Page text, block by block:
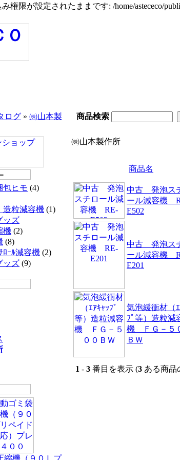
権限が設定されたままです: /home/astececo/
ログ » ㈱山本製
商品検索
包ヒモ (4)
粒減容機 (1)
ッズ
機 (2)
(8)
ｰﾙ減容機 (2)
ッズ (9)
縮機（９０Ｌプ
㈱山本製作所
商品名
中古 発泡ス
ール減容機
E502
中古 発泡ス
ール減容機
E201
気泡緩衝材（
ﾌﾟ等）造粒減
機 ＦＧ－５
ＢＷ
1 - 3 番目を表示 (3 ある商品